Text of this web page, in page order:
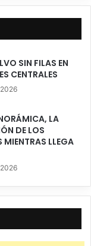
SIN FILAS EN
CENTRALES
LA
DE LOS
MIENTRAS LLEGA